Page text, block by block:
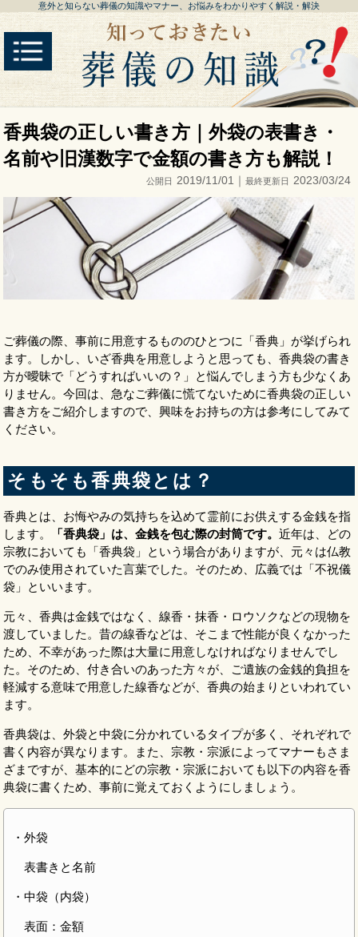
意外と知らない葬儀の知識やマナー、お悩みをわかりやすく解説・解決
香典袋の正しい書き方｜外袋の表書き・
名前や旧漢数字で金額の書き方も解説！
公開日 2019/11/01｜ 最終更新日 2023/03/24
ご葬儀の際、事前に用意するもののひとつに「香典」が挙げられ
ます。しかし、いざ香典を用意しようと思っても、香典袋の書き
方が曖昧で「どうすればいいの？」と悩んでしまう方も少なくあ
りません。今回は、急なご葬儀に慌てないために香典袋の正しい
書き方をご紹介しますので、興味をお持ちの方は参考にしてみて
ください。
そもそも香典袋とは？
香典とは、お悔やみの気持ちを込めて霊前にお供えする金銭を指
します。
「香典袋」は、金銭を包む際の封筒です。近年は、どの
宗教においても「香典袋」という場合がありますが、元々は仏教
でのみ使用されていた言葉でした。そのため、広義では「不祝儀
袋」といいます。
元々、香典は金銭ではなく、線香・抹香・ロウソクなどの現物を
渡していました。昔の線香などは、そこまで性能が良くなかった
ため、不幸があった際は大量に用意しなければなりませんでし
た。そのため、付き合いのあった方々が、ご遺族の金銭的負担を
軽減する意味で用意した線香などが、香典の始まりといわれてい
ます。
香典袋は、外袋と中袋に分かれているタイプが多く、それぞれで
書く内容が異なります。また、宗教・宗派によってマナーもさま
ざまですが、基本的にどの宗教・宗派においても以下の内容を香
典袋に書くため、事前に覚えておくようにしましょう。
・外袋
表書きと名前
・中袋（内袋）
表面：金額